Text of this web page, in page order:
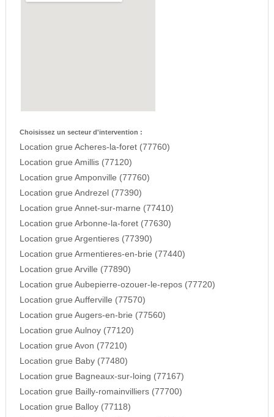
Choisissez un secteur d'intervention :
Location grue Acheres-la-foret (77760)
Location grue Amillis (77120)
Location grue Amponville (77760)
Location grue Andrezel (77390)
Location grue Annet-sur-marne (77410)
Location grue Arbonne-la-foret (77630)
Location grue Argentieres (77390)
Location grue Armentieres-en-brie (77440)
Location grue Arville (77890)
Location grue Aubepierre-ozouer-le-repos (77720)
Location grue Aufferville (77570)
Location grue Augers-en-brie (77560)
Location grue Aulnoy (77120)
Location grue Avon (77210)
Location grue Baby (77480)
Location grue Bagneaux-sur-loing (77167)
Location grue Bailly-romainvilliers (77700)
Location grue Balloy (77118)